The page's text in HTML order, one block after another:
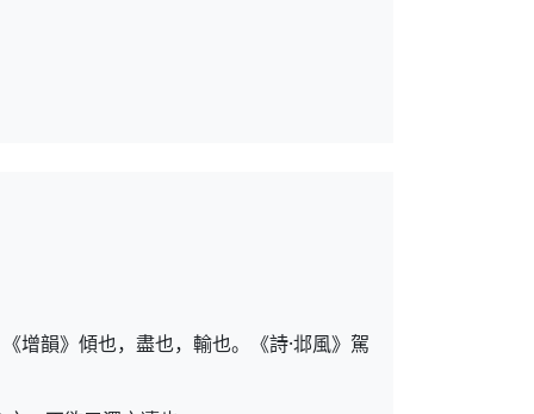
增韻》傾也，盡也，輸也。《詩·邶風》駕